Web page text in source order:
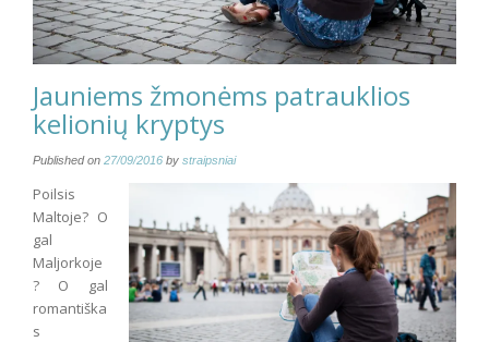
Jauniems žmonėms patrauklios
kelionių kryptys
Published on 27/09/2016 by straipsniai
Poilsis
Maltoje? O
gal
Maljorkoje
? O gal
romantiška
s